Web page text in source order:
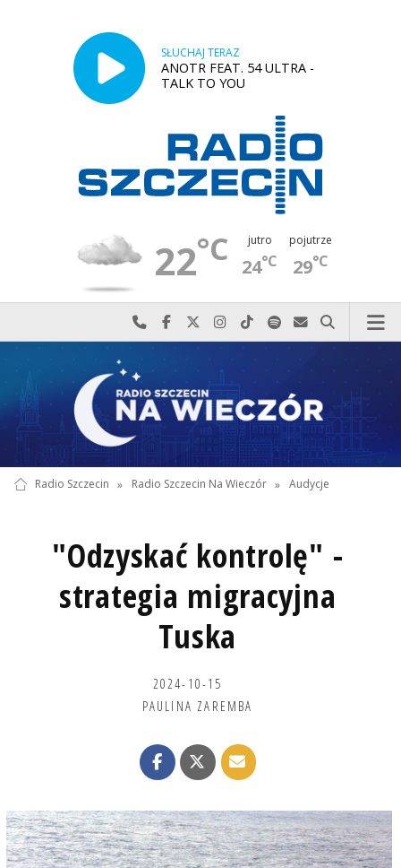
SŁUCHAJ TERAZ
ANOTR FEAT. 54 ULTRA -
TALK TO YOU
22°C jutro
24°C
pojutrze
29°C
Najlepiej po prostu do nas zadzwoń
Odwiedź nas na Facebook-u
Odwiedź nas na X
Odwiedź nas na Instagram-ie
Odwiedź nas na TikTok-u
Szukaj nas na Spotify
Wyślij do nas
Szukaj
Radio Szczecin » Radio Szczecin Na Wieczór » Audycje
"Odzyskać kontrolę" -
strategia migracyjna
Tuska
2024-10-15
PAULINA ZAREMBA